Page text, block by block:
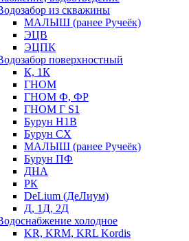
из скважины
МАЛЫШ (ранее Ручеёк)
ЭЦВ
ЭЦПК
поверхностный
К, 1К
ГНОМ
ГНОМ Ф, ФР
ГНОМ Г S1
Бурун Н1В
Бурун СХ
МАЛЫШ (ранее Ручеёк)
Бурун ПФ
ДНА
РК
DeLium (ДеЛиум)
Д, 1Д, 2Д
холодное
KR, KRM, KRL Kordis